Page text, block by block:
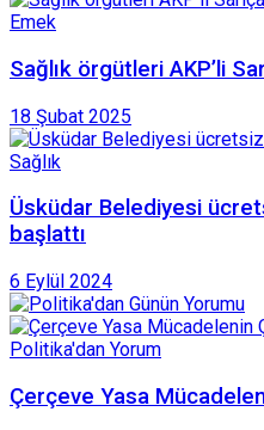
Emek
Sağlık örgütleri AKP’li
18 Şubat 2025
Sağlık
Üsküdar Belediyesi
başlattı
6 Eylül 2024
Politika'dan Yorum
Çerçeve Yasa